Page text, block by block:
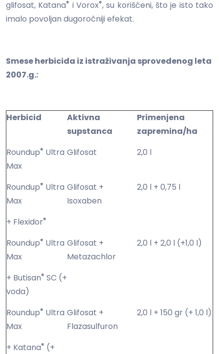
glifosat, Katana® i Vorox®, su korišćeni, što je isto tako
imalo povoljan dugoročniji efekat.
Smese herbicida iz istraživanja sprovedenog leta
2007.g.:
Herbicid
Aktivna
supstanca
Primenjena
zapremina/ha
Roundup® Ultra
Max
Glifosat 2,0 l
Roundup® Ultra
Max
+ Flexidor®
Glifosat +
Isoxaben
2,0 l + 0,75 l
Roundup® Ultra
Max
+ Butisan® SC (+
voda)
Glifosat +
Metazachlor
2,0 l + 2,0 l (+1,0 l)
Roundup® Ultra
Max
+ Katana® (+
Glifosat +
Flazasulfuron
2,0 l + 150 gr (+ 1,0 l)